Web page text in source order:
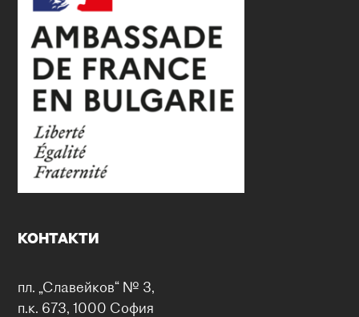
КОНТАКТИ
пл. „Славейков“ № 3,
п.к. 673, 1000 София